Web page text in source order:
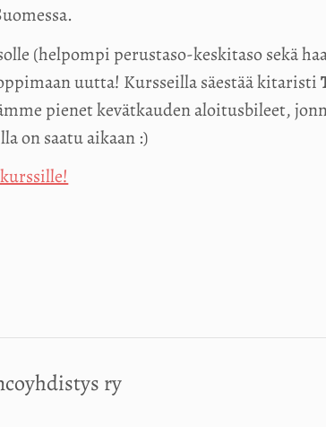
(helpompi perustaso-keskitaso sekä
uutta! Kursseilla säestää kitaristi
pienet kevätkauden aloitusbileet,
on saatu aikaan :)
ry